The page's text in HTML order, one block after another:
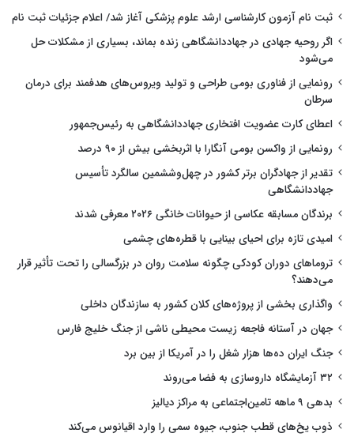
ثبت نام آزمون کارشناسی ارشد علوم پزشکی آغاز شد/ اعلام جزئیات ثبت نام
اگر روحیه جهادی در جهاددانشگاهی زنده بماند، بسیاری از مشکلات حل
می‌شود
رونمایی از فناوری بومی طراحی و تولید ویروس‌های هدفمند برای درمان
سرطان
اعطای کارت عضویت افتخاری جهاددانشگاهی به رئیس‌جمهور
رونمایی از واکسن بومی آنگارا با اثربخشی بیش از ۹۰ درصد
تقدیر از جهادگران برتر کشور در چهل‌وششمین سالگرد تأسیس
جهاددانشگاهی
برندگان مسابقه عکاسی از حیوانات خانگی ۲۰۲۶ معرفی شدند
امیدی تازه برای احیای بینایی با قطره‌های چشمی
تروماهای دوران کودکی چگونه سلامت روان در بزرگسالی را تحت تأثیر قرار
می‌دهند؟
واگذاری بخشی از پروژه‌های کلان کشور به سازندگان داخلی
جهان در آستانه فاجعه زیست محیطی ناشی از جنگ خلیج فارس
جنگ ایران ده‌ها هزار شغل را در آمریکا از بین برد
۳۲ آزمایشگاه داروسازی به فضا می‌روند
بدهی ۹ ماهه تامین‌اجتماعی به مراکز دیالیز
ذوب یخ‌های قطب جنوب، جیوه سمی را وارد اقیانوس می‌کند